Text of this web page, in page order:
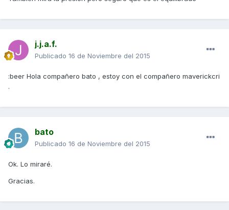
j.j.a.f.
Publicado 16 de Noviembre del 2015
:beer Hola compañero bato , estoy con el compañero maverickcri
.
bato
Publicado 16 de Noviembre del 2015
Ok. Lo miraré.
Gracias.